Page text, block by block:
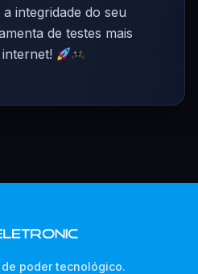
integridade do seu
de testes mais
poder tecnológico.